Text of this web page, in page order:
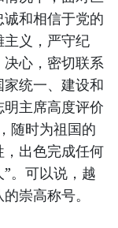
和相信于党的
义，严守纪
心，密切联系
统一、建设和
主席高度评价
随时为祖国的
出色完成任何
。可以说，越
崇高称号。